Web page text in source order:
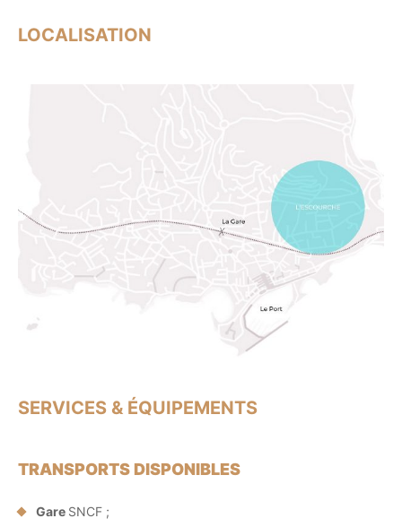
LOCALISATION
SERVICES & ÉQUIPEMENTS
TRANSPORTS DISPONIBLES
Gare SNCF ;